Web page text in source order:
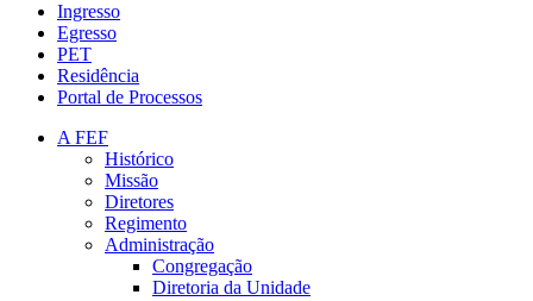
Ingresso
Egresso
PET
Residência
Portal de Processos
A FEF
Histórico
Missão
Diretores
Regimento
Administração
Congregação
Diretoria da Unidade